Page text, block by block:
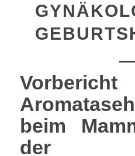
beim
der